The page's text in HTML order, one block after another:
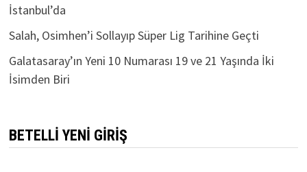
İstanbul’da
Salah, Osimhen’i Sollayıp Süper Lig Tarihine Geçti
Galatasaray’ın Yeni 10 Numarası 19 ve 21 Yaşında İki
İsimden Biri
BETELLI YENI GIRIŞ